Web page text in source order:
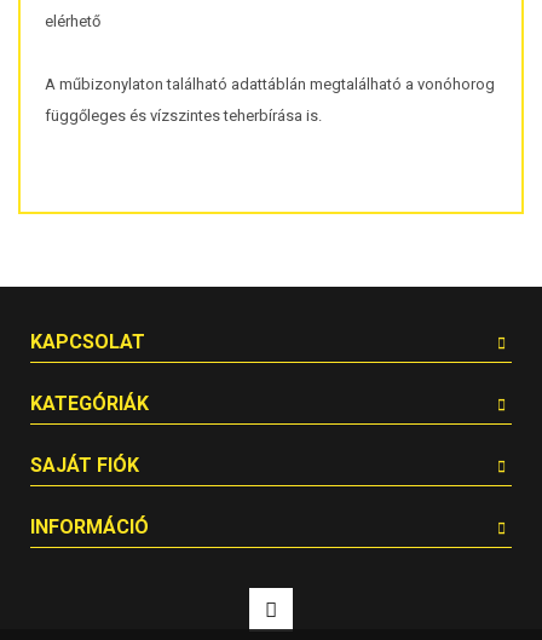
elérhető
A műbizonylaton található adattáblán megtalálható a vonóhorog
függőleges és vízszintes teherbírása is.
KAPCSOLAT
KATEGÓRIÁK
SAJÁT FIÓK
INFORMÁCIÓ